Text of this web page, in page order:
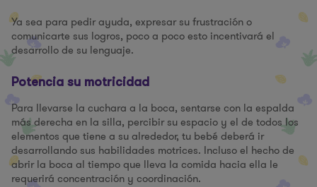
Ya sea para pedir ayuda, expresar su frustración o
comunicarte sus logros, poco a poco esto incentivará el
desarrollo de su lenguaje.
Potencia su motricidad
Para llevarse la cuchara a la boca, sentarse con la espalda
más derecha en la silla, percibir su espacio y el de todos los
elementos que tiene a su alrededor, tu bebé deberá ir
desarrollando sus habilidades motrices. Incluso el hecho de
abrir la boca al tiempo que lleva la comida hacia ella le
requerirá concentración y coordinación.